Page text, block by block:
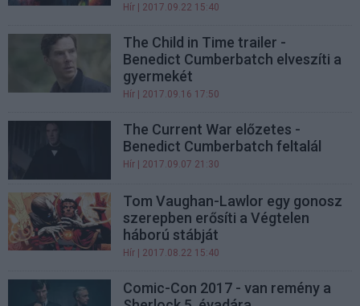
Hír | 2017.09.22 15:40
The Child in Time trailer -
Benedict Cumberbatch elveszíti a
gyermekét
Hír | 2017.09.16 17:50
The Current War előzetes -
Benedict Cumberbatch feltalál
Hír | 2017.09.07 21:30
Tom Vaughan-Lawlor egy gonosz
szerepben erősíti a Végtelen
háború stábját
Hír | 2017.08.22 15:40
Comic-Con 2017 - van remény a